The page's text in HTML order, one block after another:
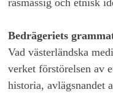
rasmässig och etnisk
Bedrägeriets
Vad västerländska
verket förstörelsen av
historia, avlägsnandet